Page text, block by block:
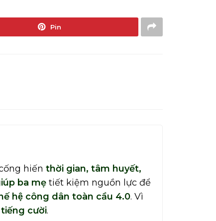
Pin
hiến thời gian, tâm huyết,
ba mẹ tiết kiệm nguồn lực để
hệ công dân toàn cầu 4.0. Vì
cười.